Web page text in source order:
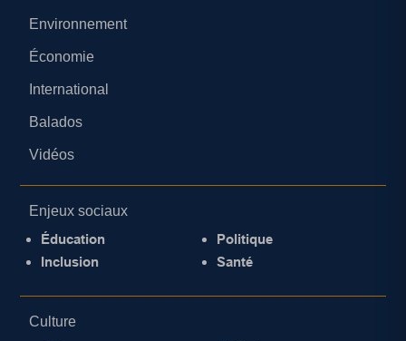
Environnement
Économie
International
Balados
Vidéos
Enjeux sociaux
Éducation
Inclusion
Politique
Santé
Culture